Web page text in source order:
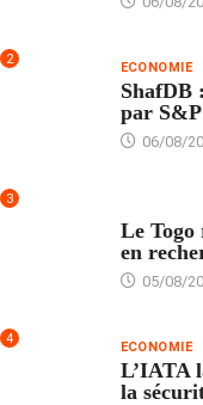
2 ECONOMIE
ShafDB
par S&P
06/08/
3
Le Togo
en
05/08/
4 ECONOMIE
L’IATA
la